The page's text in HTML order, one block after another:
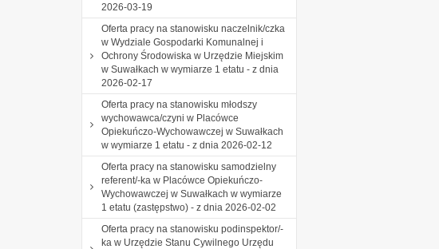
2026-03-19
Oferta pracy na stanowisku naczelnik/czka
w Wydziale Gospodarki Komunalnej i
Ochrony Środowiska w Urzędzie Miejskim
w Suwałkach w wymiarze 1 etatu - z dnia
2026-02-17
Oferta pracy na stanowisku młodszy
wychowawca/czyni w Placówce
Opiekuńczo-Wychowawczej w Suwałkach
w wymiarze 1 etatu - z dnia 2026-02-12
Oferta pracy na stanowisku samodzielny
referent/-ka w Placówce Opiekuńczo-
Wychowawczej w Suwałkach w wymiarze
1 etatu (zastępstwo) - z dnia 2026-02-02
Oferta pracy na stanowisku podinspektor/-
ka w Urzędzie Stanu Cywilnego Urzędu